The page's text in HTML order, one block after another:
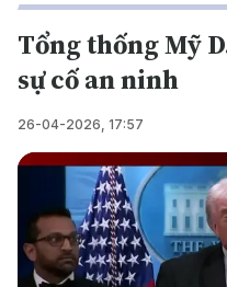
Tổng thống Mỹ
sự cố an ninh
26-04-2026, 17:57